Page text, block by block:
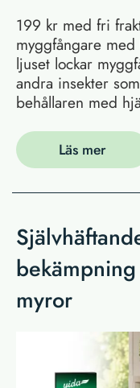
199 kr med fri
myggfångare
ljuset lockar
andra insekter
behållaren med
Läs mer
myror